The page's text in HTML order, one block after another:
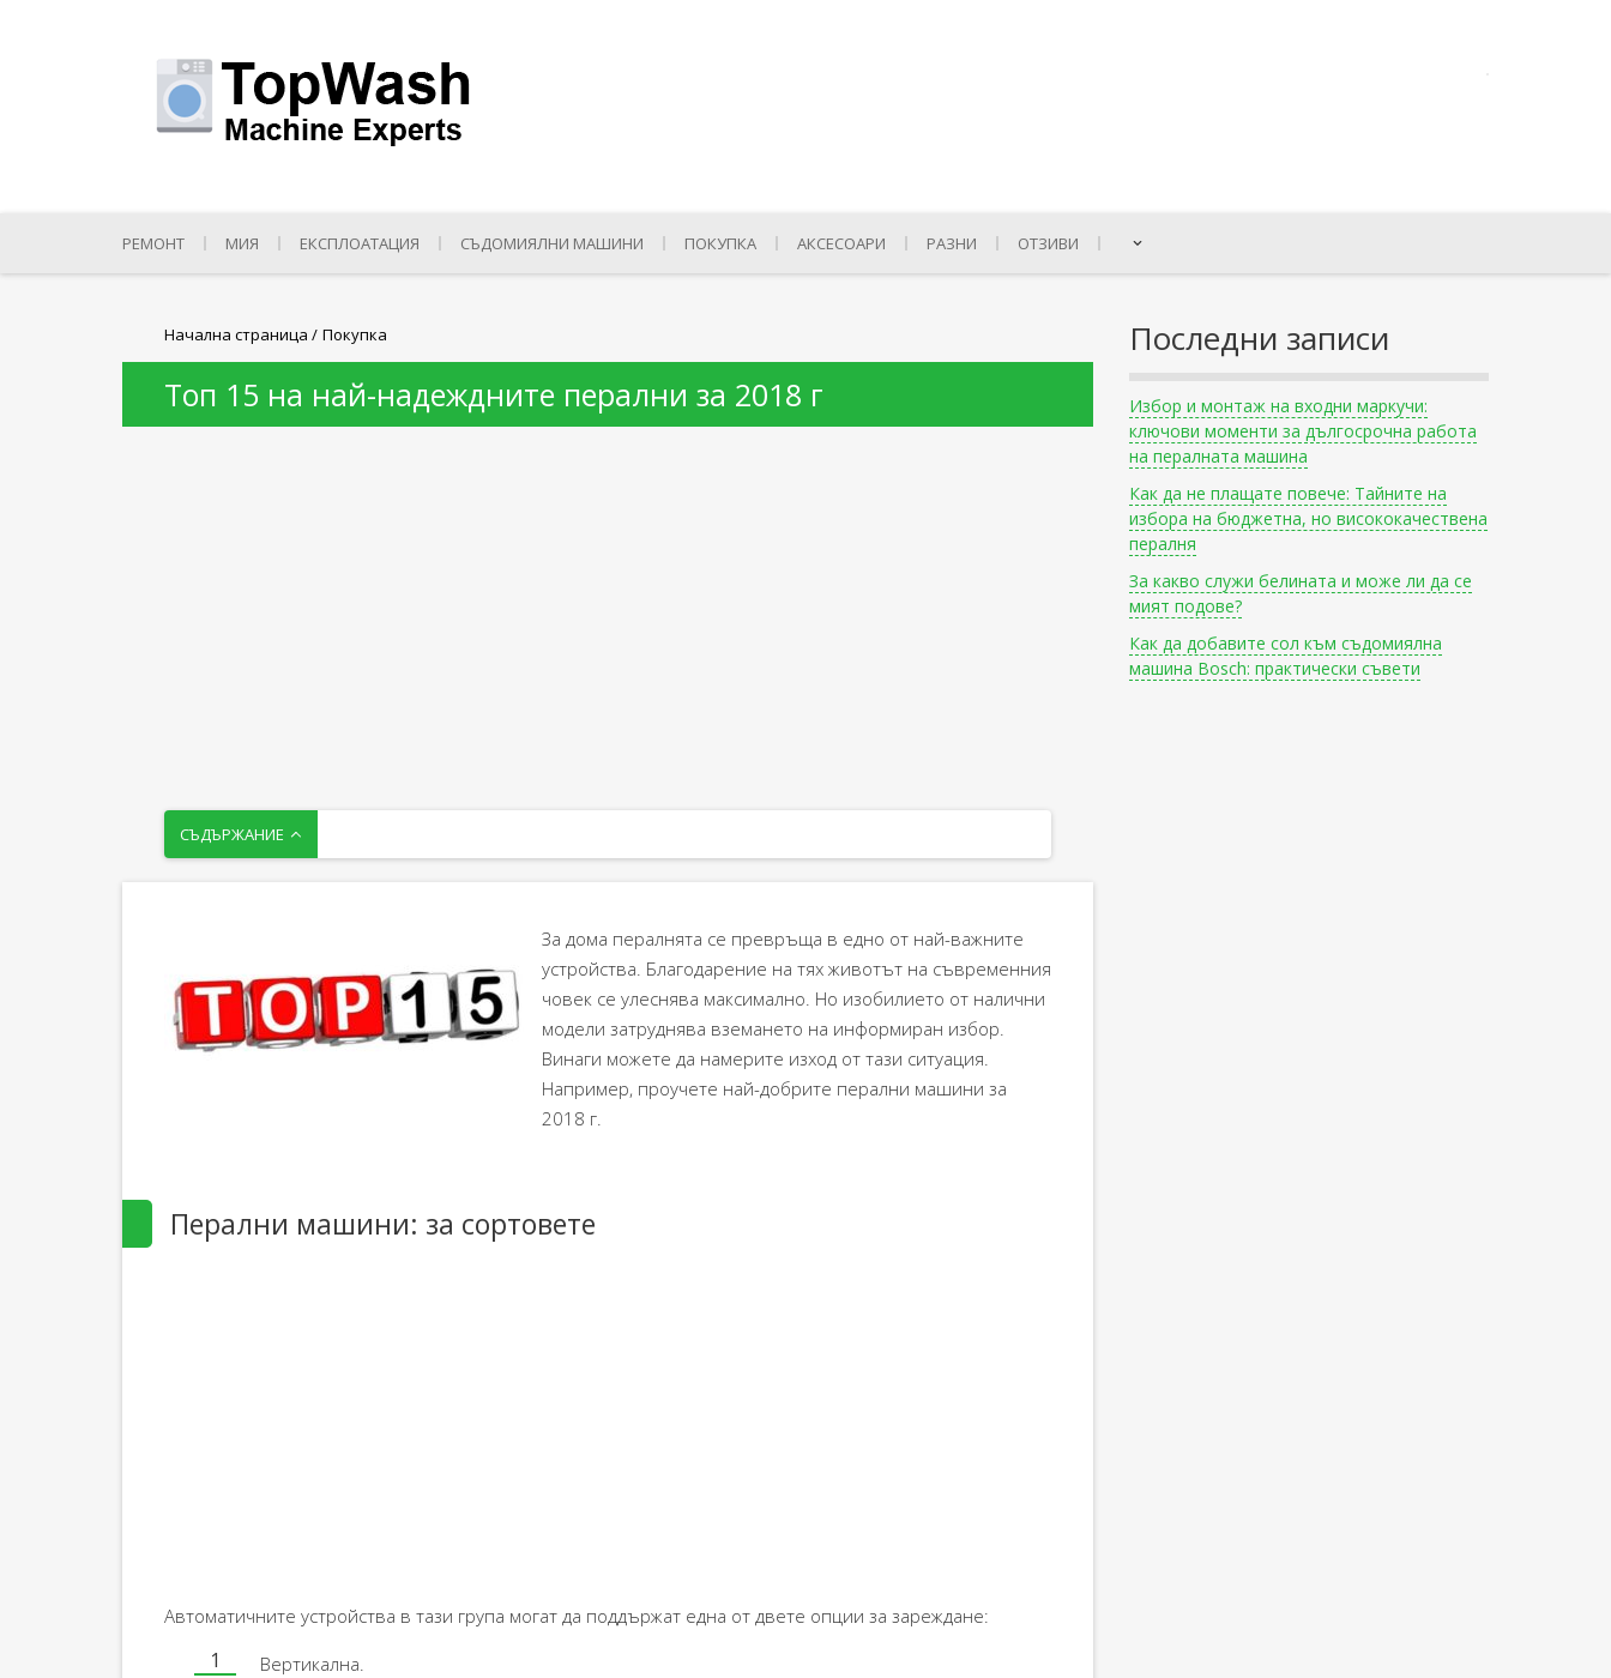
РЕМОНТ МИЯ ЕКСПЛОАТАЦИЯ СЪДОМИЯЛНИ МАШИНИ ПОКУПКА АКСЕСОАРИ РАЗНИ ОТЗИВИ
Начална страница / Покупка
Топ 15 на най-надеждните перални за 2018 г
СЪДЪРЖАНИЕ
За дома пералнята се превръща в едно от най-важните
устройства. Благодарение на тях животът на съвременния
човек се улеснява максимално. Но изобилието от налични
модели затруднява вземането на информиран избор.
Винаги можете да намерите изход от тази ситуация.
Например, проучете най-добрите перални машини за
2018 г.
Перални машини: за сортовете
Автоматичните устройства в тази група могат да поддържат една от двете опции за зареждане:
Вертикална.
Последни записи
Избор и монтаж на входни маркучи:
ключови моменти за дългосрочна работа
на пералната машина
Как да не плащате повече: Тайните на
избора на бюджетна, но висококачествена
пералня
За какво служи белината и може ли да се
мият подове?
Как да добавите сол към съдомиялна
машина Bosch: практически съвети